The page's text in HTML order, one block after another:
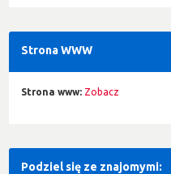
Strona WWW
Strona www: Zobacz
Podziel się ze znajomymi: